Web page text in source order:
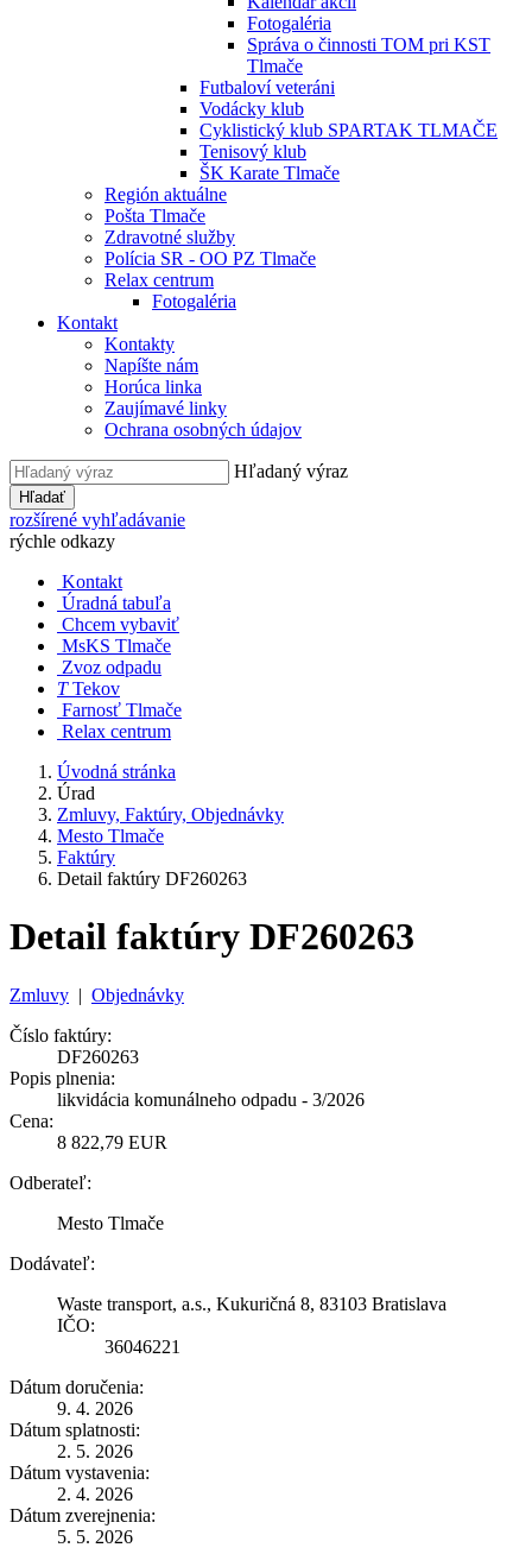
Fotogaléria
Správa o činnosti TOM pri KST
Tlmače
Futbaloví veteráni
Vodácky klub
Cyklistický klub SPARTAK TLMAČE
Tenisový klub
ŠK Karate Tlmače
Región aktuálne
Pošta Tlmače
Zdravotné služby
Polícia SR - OO PZ Tlmače
Relax centrum
Fotogaléria
Kontakt
Kontakty
Napíšte nám
Horúca linka
Zaujímavé linky
Ochrana osobných údajov
Hľadaný výraz
Hľadať
rozšírené vyhľadávanie
rýchle odkazy
Kontakt
Úradná tabuľa
Chcem vybaviť
MsKS Tlmače
Zvoz odpadu
T Tekov
Farnosť Tlmače
Relax centrum
Úvodná stránka
Úrad
Zmluvy, Faktúry, Objednávky
Mesto Tlmače
Faktúry
Detail faktúry DF260263
Detail faktúry DF260263
Zmluvy | Objednávky
Číslo faktúry:
DF260263
Popis plnenia:
likvidácia komunálneho odpadu - 3/2026
Cena:
8 822,79 EUR
Odberateľ:
Mesto Tlmače
Dodávateľ:
Waste transport, a.s., Kukuričná 8, 83103 Bratislava
IČO:
36046221
Dátum doručenia:
9. 4. 2026
Dátum splatnosti:
2. 5. 2026
Dátum vystavenia:
2. 4. 2026
Dátum zverejnenia:
5. 5. 2026